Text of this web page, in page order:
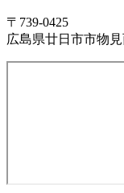
〒739-0425
広島県廿日市市物